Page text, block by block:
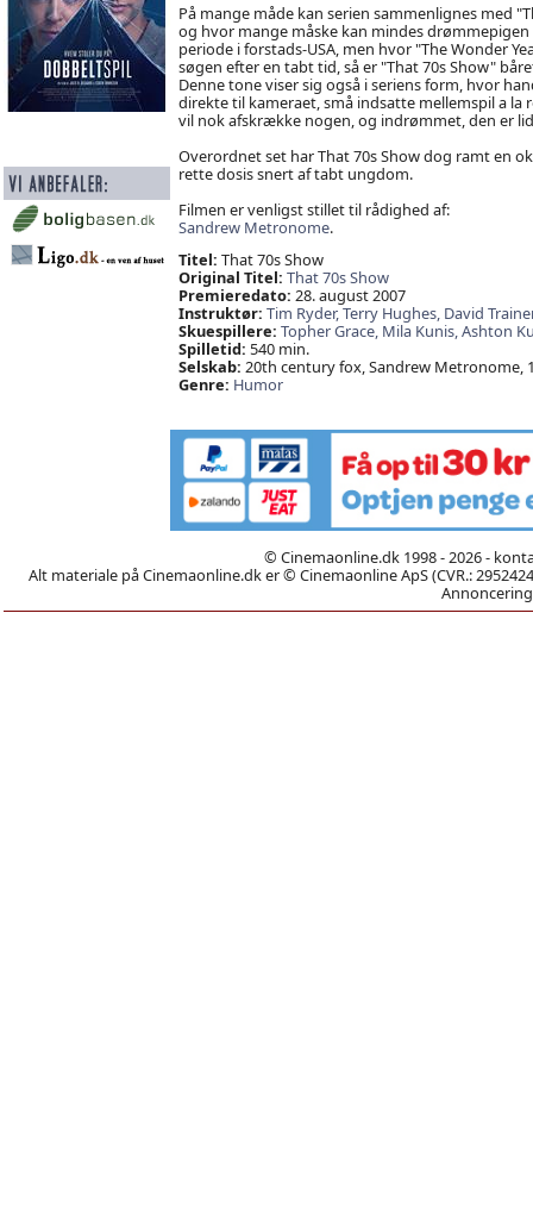
På mange måde kan serien sammenlignes med
og hvor mange måske kan mindes
periode i forstads-USA, men hvor "The Wonder
søgen efter en tabt tid, så er "That 70s Show"
Denne tone viser sig også i seriens form, hvor
direkte til kameraet, små indsatte mellemspil a
vil nok afskrække nogen, og indrømmet, den er
Overordnet set har That 70s Show dog ramt en
rette dosis snert af tabt ungdom.
Filmen er venligst stillet til rådighed af:
Sandrew Metronome.
Titel: That 70s Show
Original Titel: That 70s Show
Premieredato: 28. august 2007
Instruktør: Tim Ryder,Terry Hughes, David
Skuespillere: Topher Grace, Mila Kunis,Ashton
Spilletid: 540 min.
Selskab: 20th century fox, Sandrew Metronome,
Genre: Humor
© Cinemaonline.dk 1998 - 2026 -
Alt materiale på Cinemaonline.dk er © Cinemaonline ApS (CVR.: